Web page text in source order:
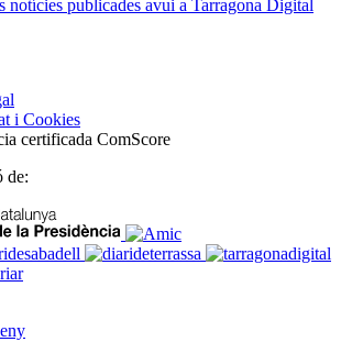
notícies publicades avui a Tarragona Digital
i Cookies
certificada ComScore
de: